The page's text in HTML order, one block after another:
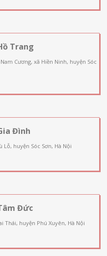
Trang
Cương, xã Hiền Ninh, huyện Sóc
Đình
Lỗ, huyện Sóc Sơn, Hà Nội
Đức
Thái, huyện Phú Xuyên, Hà Nội